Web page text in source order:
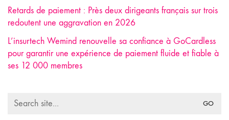
Retards de paiement : Près deux dirigeants français sur trois
redoutent une aggravation en 2026
L’insurtech Wemind renouvelle sa confiance à GoCardless
pour garantir une expérience de paiement fluide et fiable à
ses 12 000 membres
Search